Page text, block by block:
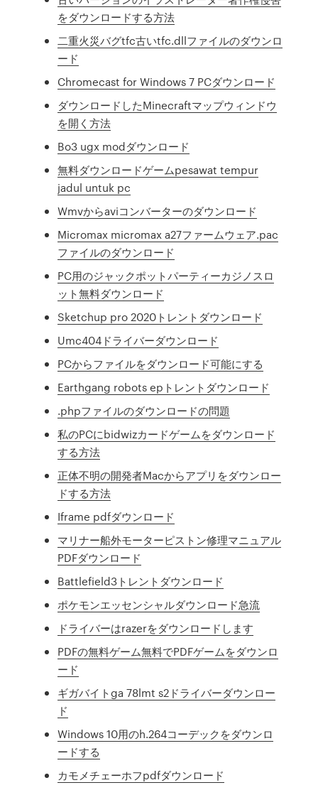
をダウンロードする方法
二重火災バグtfc古いtfc.dllファイルのダウンロ
ード
Chromecast for Windows 7 PCダウンロード
ダウンロードしたMinecraftマップウィンドウ
を開く方法
Bo3 ugx modダウンロード
無料ダウンロードゲームpesawat tempur
jadul untuk pc
Wmvからaviコンバーターのダウンロード
Micromax micromax a27ファームウェア.pac
ファイルのダウンロード
PC用のジャックポットパーティーカジノスロ
ット無料ダウンロード
Sketchup pro 2020トレントダウンロード
Umc404ドライバーダウンロード
PCからファイルをダウンロード可能にする
Earthgang robots epトレントダウンロード
.phpファイルのダウンロードの問題
私のPCにbidwizカードゲームをダウンロード
する方法
正体不明の開発者Macからアプリをダウンロー
ドする方法
Iframe pdfダウンロード
マリナー船外モーターピストン修理マニュアル
PDFダウンロード
Battlefield3トレントダウンロード
ポケモンエッセンシャルダウンロード急流
ドライバーはrazerをダウンロードします
PDFの無料ゲーム無料でPDFゲームをダウンロ
ード
ギガバイトga 78lmt s2ドライバーダウンロー
ド
Windows 10用のh.264コーデックをダウンロ
ードする
カモメチェーホフpdfダウンロード